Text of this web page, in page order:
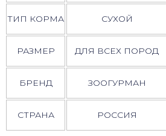
ТИП КОРМА СУХОЙ
РАЗМЕР ДЛЯ ВСЕХ ПОРОД
БРЕНД ЗООГУРМАН
СТРАНА РОССИЯ